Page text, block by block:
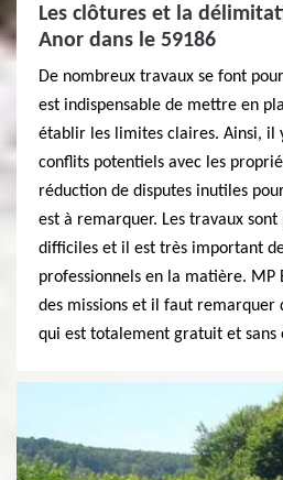
Les clôtures et la
Anor dans le 59186
De nombreux travaux se font
est indispensable de mettre en
établir les limites claires. Ainsi, il
conflits potentiels avec les
réduction de disputes inutiles
est à remarquer. Les travaux
difficiles et il est très important
professionnels en la matière. MP
des missions et il faut remarquer
qui est totalement gratuit et sans